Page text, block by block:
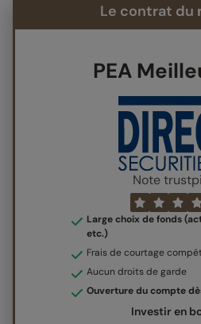
Le contrat du
PEA
Note
Large choix de fonds
etc.)
Frais de courtage
Aucun droits de garde
Ouverture du compte
Investir en